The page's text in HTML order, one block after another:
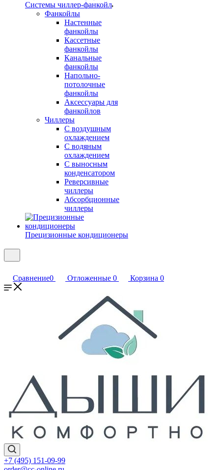
Системы чиллер-фанкойл
Фанкойлы
Настенные
фанкойлы
Кассетные
фанкойлы
Канальные
фанкойлы
Напольно-
потолочные
фанкойлы
Аксессуары для
фанкойлов
Чиллеры
С воздушным
охлаждением
С водяным
охлаждением
С выносным
конденсатором
Реверсивные
чиллеры
Абсорбционные
чиллеры
Прецизионные кондиционеры
Сравнение0 Отложенные 0 Корзина 0
+7 (495) 151-09-99